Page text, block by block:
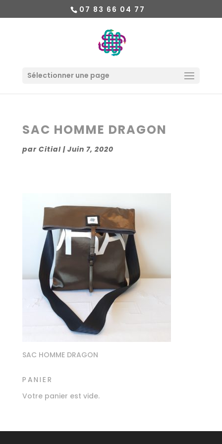
07 83 66 04 77
Sélectionner une page
SAC HOMME DRAGON
par Citial| Juin 7, 2020
SAC HOMME DRAGON
PANIER
Votre panier est vide.